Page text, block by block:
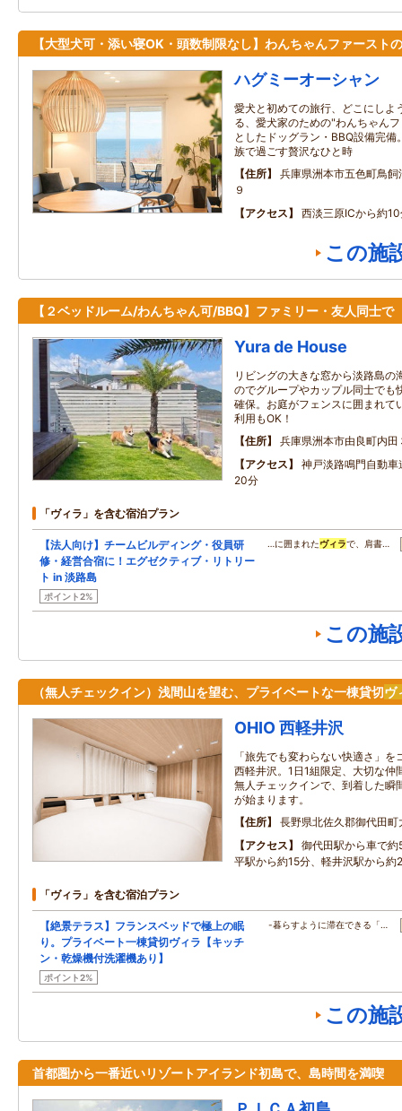
【大型犬可・添い寝OK・頭数制限なし】わんちゃんファースト
ハグミーオーシャン
愛犬と初めての旅行、どこにし
る、愛犬家のための"わんちゃん
としたドッグラン・BBQ設備完
族で過ごす贅沢なひと時
住所
兵庫県洲本市五色町鳥
９
アクセス
西淡三原ICから約
この施
【２ベッドルーム/わんちゃん可/BBQ】ファミリー・友人同士で
Yura de House
リビングの大きな窓から淡路島の
のでグループやカップル同士でも
確保。お庭がフェンスに囲まれて
利用もOK！
住所
兵庫県洲本市由良町内田
アクセス
神戸淡路鳴門自動
20分
「ヴィラ」を含む宿泊プラン
【法人向け】チームビルディング・役員研
修・経営合宿に！エグゼクティブ・リトリー
ト in 淡路島
ポイント2%
…に囲まれたヴィラで、肩書…
この施
（無人チェックイン）浅間山を望む、プライベートな一棟貸切ヴ
OHIO 西軽井沢
「旅先でも変わらない快適さ」
西軽井沢。1日1組限定、大切な仲
無人チェックインで、到着した瞬
が始まります。
住所
長野県北佐久郡御代田町
アクセス
御代田駅から車で
平駅から約15分、軽井沢駅から約
「ヴィラ」を含む宿泊プラン
【絶景テラス】フランスベッドで極上の眠
り。プライベート一棟貸切ヴィラ【キッチ
ン・乾燥機付洗濯機あり】
ポイント2%
-暮らすように滞在できる「…
この施
首都圏から一番近いリゾートアイランド初島で、島時間を満喫